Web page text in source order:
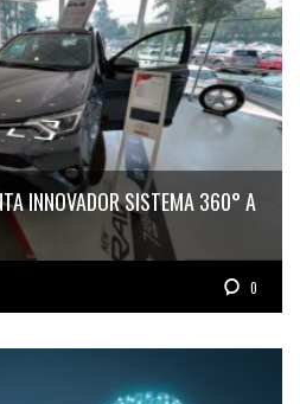
INNOVADOR SISTEMA 360° A
0